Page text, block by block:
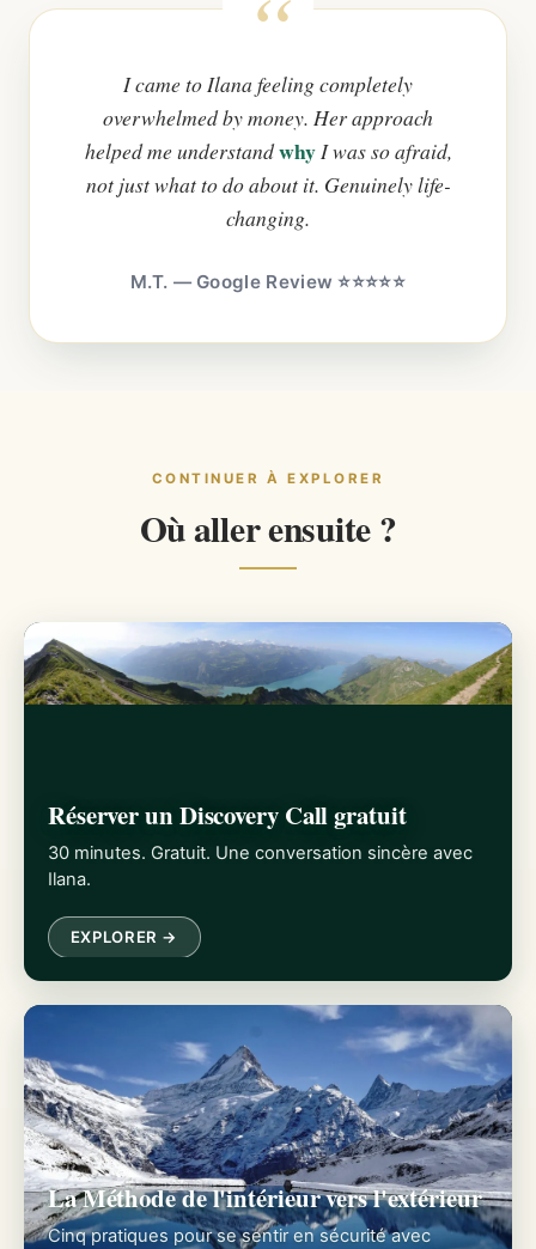
I came to Ilana feeling completely
overwhelmed by money. Her approach
helped me understandwhyI was so afraid,
not just what to do about it. Genuinely life-
changing.
M.T. — Google Review ⭐⭐⭐⭐⭐
CONTINUER À EXPLORER
Où aller ensuite ?
Réserver un Discovery Call gratuit
30 minutes. Gratuit. Une conversation sincère avec
Ilana.
EXPLORER →
La Méthode de l'intérieur vers l'extérieur
Cinq pratiques pour se sentir en sécurité avec